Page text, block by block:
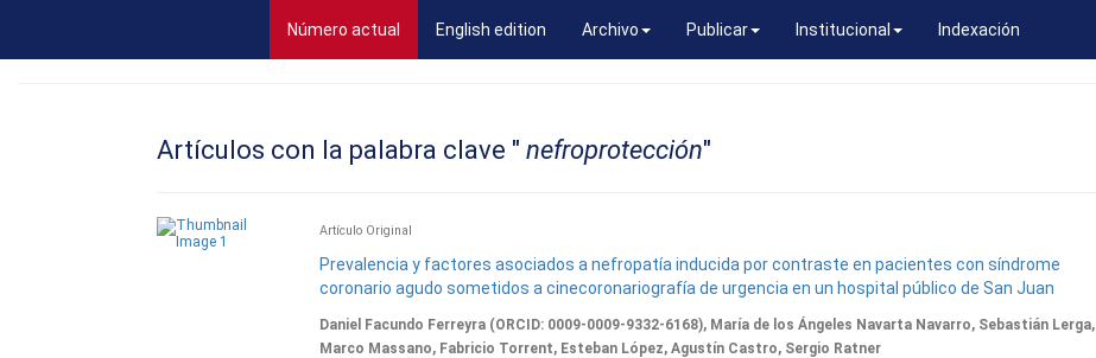
Número actual (current)English edition Archivo Publicar Institucional Indexación
Artículos con la palabra clave " nefroprotección"
Artí­culo Original
Prevalencia y factores asociados a nefropatía inducida por contraste en pacientes con síndrome
coronario agudo sometidos a cinecoronariografía de urgencia en un hospital público de San Juan
Daniel Facundo Ferreyra (ORCID: 0009-0009-9332-6168), María de los Ángeles Navarta Navarro, Sebastián Lerga,
Marco Massano, Fabricio Torrent, Esteban López, Agustín Castro, Sergio Ratner